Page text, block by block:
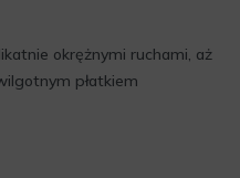
okrężnymi ruchami, aż
płatkiem